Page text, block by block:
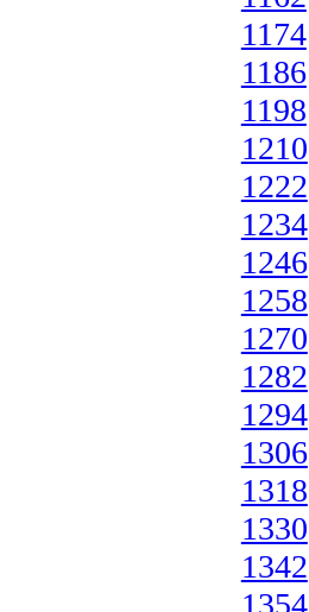
1174
1186
1198
1210
1222
1234
1246
1258
1270
1282
1294
1306
1318
1330
1342
1354